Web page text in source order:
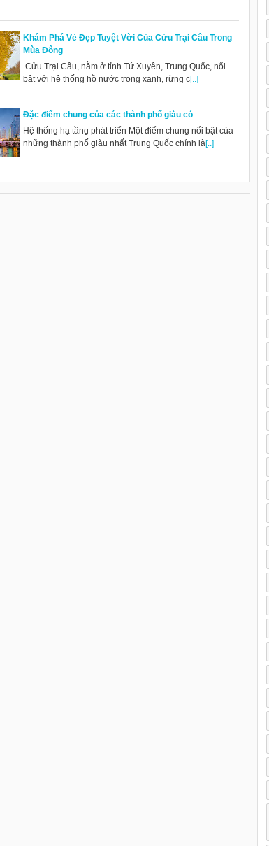
Khám Phá Vẻ Đẹp Tuyệt Vời Của Cửu Trại Câu Trong
Mùa Đông
Cửu Trại Câu, nằm ở tỉnh Tứ Xuyên, Trung Quốc, nổi
bật với hệ thống hồ nước trong xanh, rừng c[..]
Đặc điểm chung của các thành phố giàu có
Hệ thống hạ tầng phát triển Một điểm chung nổi bật của
những thành phố giàu nhất Trung Quốc chính là[..]